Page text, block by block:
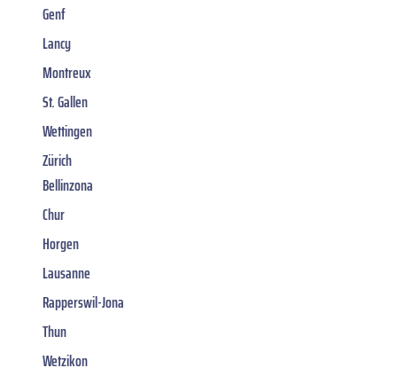
Genf
Lancy
Montreux
St. Gallen
Wettingen
Zürich
Bellinzona
Chur
Horgen
Lausanne
Rapperswil-Jona
Thun
Wetzikon